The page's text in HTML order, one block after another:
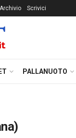
Archivio Scrivici
PALLANUOTO